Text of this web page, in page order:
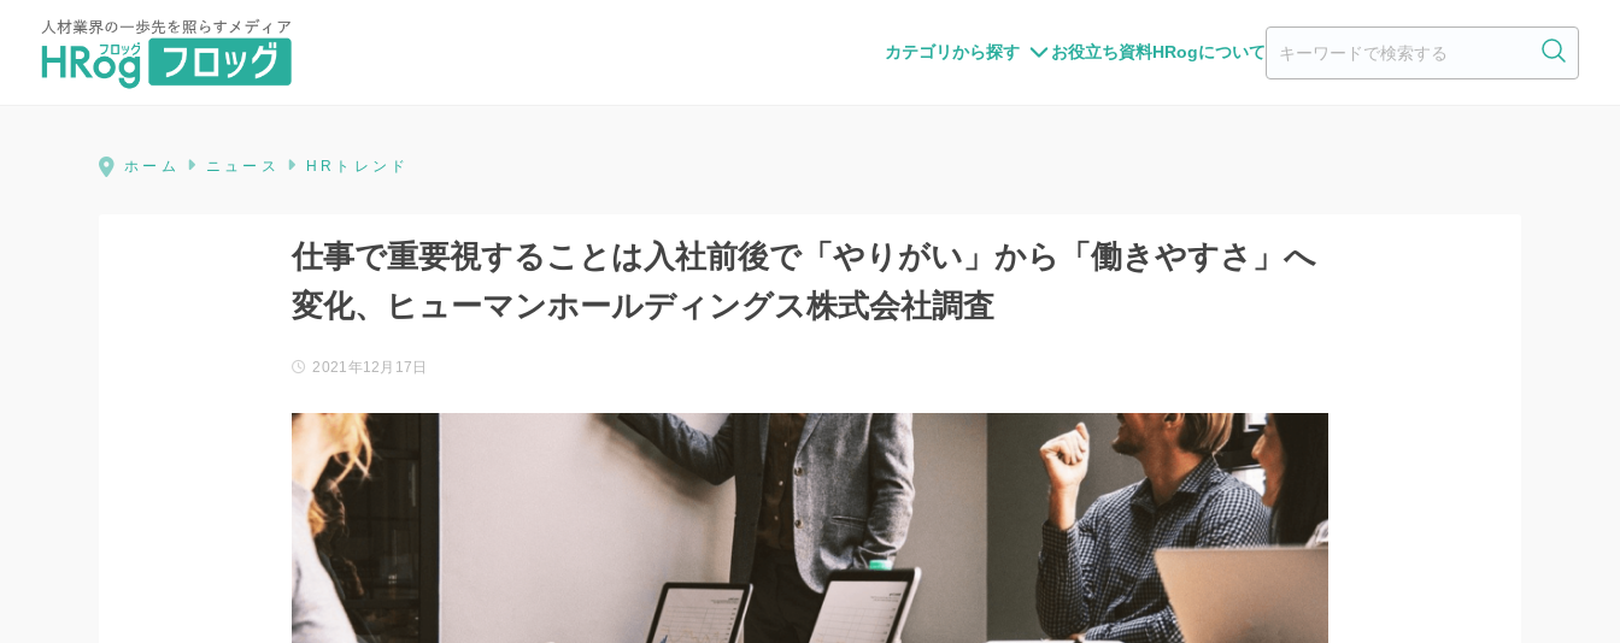
カテゴリから探す お役立ち資料HRogについて
HRog | 人材業界の一歩先を照らすメディア
ホーム ニュース HRトレンド
仕事で重要視することは入社前後で「やりがい」から「働きやすさ」へ
変化、ヒューマンホールディングス株式会社調査
2021年12月17日